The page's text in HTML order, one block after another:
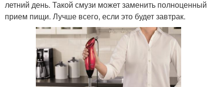
летний день. Такой смузи может заменить полноценный
прием пищи. Лучше всего, если это будет завтрак.